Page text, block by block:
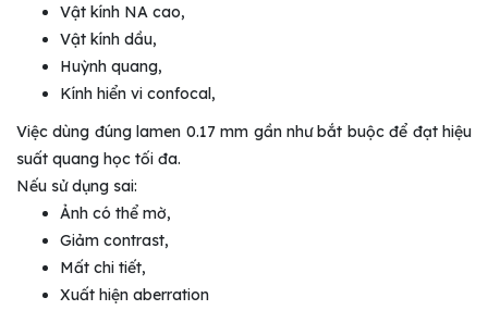
Vật kính NA cao,
Vật kính dầu,
Huỳnh quang,
Kính hiển vi confocal,
Việc dùng đúng lamen 0.17 mm gần như bắt buộc để đạt hiệu
suất quang học tối đa.
Nếu sử dụng sai:
Ảnh có thể mờ,
Giảm contrast,
Mất chi tiết,
Xuất hiện aberration